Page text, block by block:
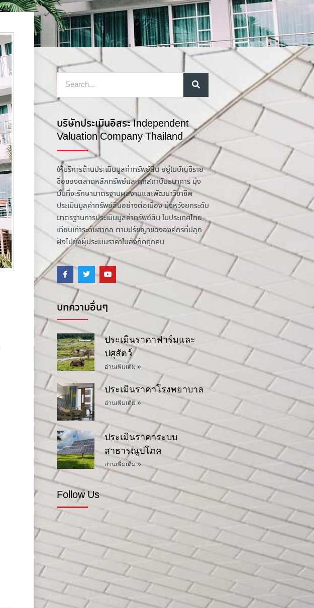
บริษัทประเมินอิสระ Independent
Valuation Company Thailand
ให้บริการด้านประเมินมูลค่าทรัพย์สิน อยู่ในบัญชีราย
ชื่อของตลาดหลักทรัพย์และทุกสถาบันธนาคาร มุ่ง
มั่นที่จะรักษามาตรฐานผลงานและพัฒนาวิชาชีพ
ประเมินมูลค่าทรัพย์สินอย่างต่อเนื่อง มุ่งหวังยกระดับ
มาตรฐานการประเมินมูลค่าทรัพย์สิน ในประเทศไทย
เทียบเท่าระดับสากล ตามปรัชญาขององค์กรที่ปลูก
ฝังไปยังผู้ประเมินราคาในสังกัดทุกคน
บทความอื่นๆ
ประเมินราคาฟาร์มและ
ปศุสัตว์
อ่านเพิ่มเติม »
ประเมินราคาโรงพยาบาล
อ่านเพิ่มเติม »
ประเมินราคาระบบ
สาธารณูปโภค
อ่านเพิ่มเติม »
Follow Us